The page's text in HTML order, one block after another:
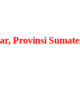
Sumatera